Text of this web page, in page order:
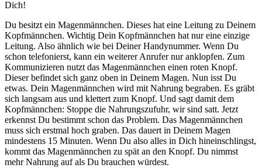
Dich!
Du besitzt ein Magenmännchen. Dieses hat eine Leitung zu Deinem
Kopfmännchen. Wichtig Dein Kopfmännchen hat nur eine einzige
Leitung. Also ähnlich wie bei Deiner Handynummer. Wenn Du
schon telefonierst, kann ein weiterer Anrufer nur anklopfen. Zum
Kommunizieren nutzt das Magenmännchen einen roten Knopf.
Dieser befindet sich ganz oben in Deinem Magen. Nun isst Du
etwas. Dein Magenmännchen wird mit Nahrung begraben. Es gräbt
sich langsam aus und klettert zum Knopf. Und sagt damit dem
Kopfmännchen: Stoppe die Nahrungszufuhr, wir sind satt. Jetzt
erkennst Du bestimmt schon das Problem. Das Magenmännchen
muss sich erstmal hoch graben. Das dauert in Deinem Magen
mindestens 15 Minuten. Wenn Du also alles in Dich hineinschlingst,
kommt das Magenmännchen zu spät an den Knopf. Du nimmst
mehr Nahrung auf als Du brauchen würdest.